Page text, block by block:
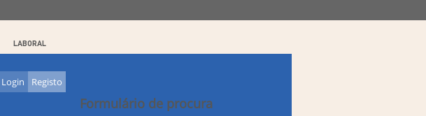
LABORAL
Formulário de procura
Login Registo